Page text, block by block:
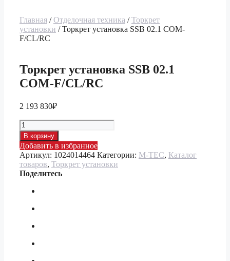
Главная /Отделочная техника /Торкрет
установки / Торкрет установка SSB 02.1 COM-
F/CL/RC
Торкрет установка SSB 02.1
COM-F/CL/RC
2 193 830₽
Количество
товара
Торкрет
установка
SSB
02.1
COM-
F/CL/RC
В корзину
Добавить в избранное
Артикул: 1024014464 Категории: M-TEC, Каталог
товаров, Торкрет установки
Поделитесь